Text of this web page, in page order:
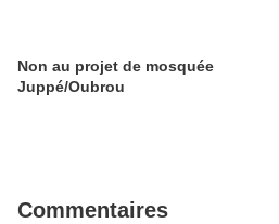
Non au projet de mosquée
Juppé/Oubrou
Commentaires